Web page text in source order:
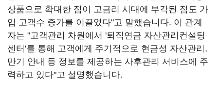
상품으로 확대한 점이 고금리 시대에 부각된 점도 가
입 고객수 증가를 이끌었다"고 말했습니다. 이 관계
자는 "고객관리 차원에서 '퇴직연금 자산관리컨설팅
센터'를 통해 고객에게 주기적으로 현금성 자산관리,
만기 안내 등 정보를 제공하는 사후관리 서비스에 주
력하고 있다"고 설명했습니다.